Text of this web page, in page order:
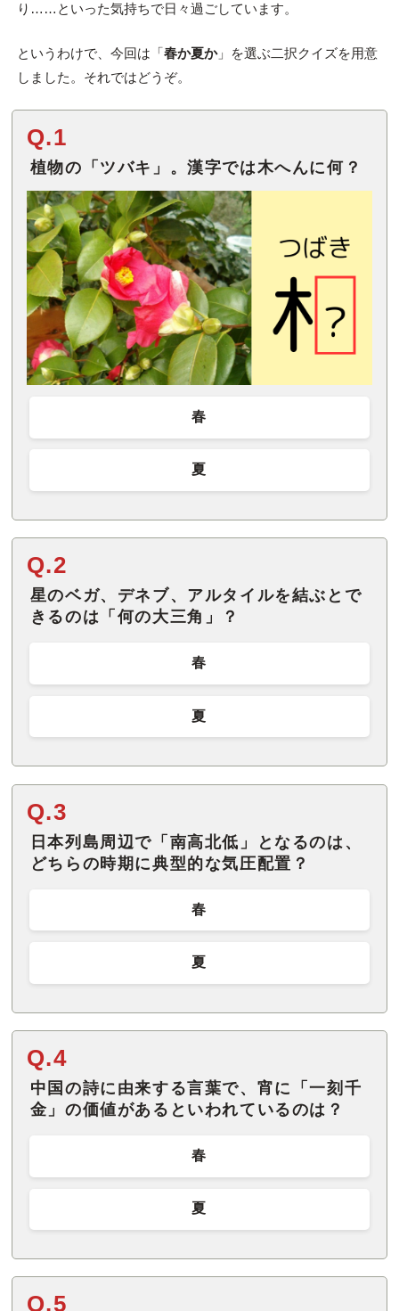
り……といった気持ちで日々過ごしています。
というわけで、今回は「春か夏か」を選ぶ二択クイズを用意
しました。それではどうぞ。
Q.1
植物の「ツバキ」。漢字では木へんに何？
春
夏
Q.2
星のベガ、デネブ、アルタイルを結ぶとで
きるのは「何の大三角」？
春
夏
Q.3
日本列島周辺で「南高北低」となるのは、
どちらの時期に典型的な気圧配置？
春
夏
Q.4
中国の詩に由来する言葉で、宵に「一刻千
金」の価値があるといわれているのは？
春
夏
Q.5